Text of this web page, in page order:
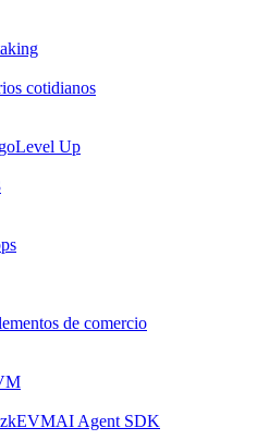
cotidianos
Level Up
de comercio
AI Agent SDK